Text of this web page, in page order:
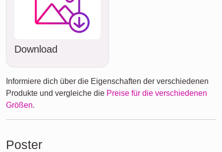
Download
Informiere dich über die Eigenschaften der verschiedenen
Produkte und vergleiche die Preise für die verschiedenen
Größen.
Poster